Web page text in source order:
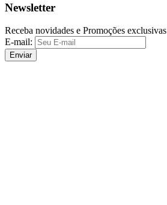
Newsletter
Receba novidades e Promoções exclusivas
E-mail:
Enviar